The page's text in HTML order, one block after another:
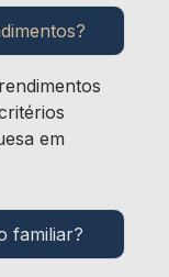
em
familiar?